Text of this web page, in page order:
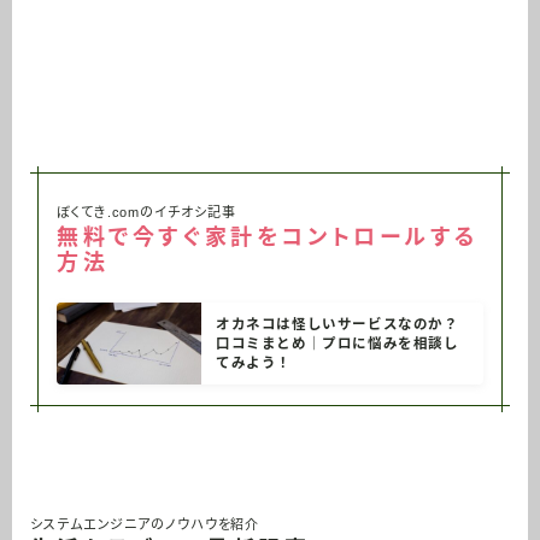
ぼくてき.comのイチオシ記事
無料で今すぐ家計をコントロールする
方法
オカネコは怪しいサービスなのか？
口コミまとめ｜プロに悩みを相談し
てみよう！
システムエンジニアのノウハウを紹介